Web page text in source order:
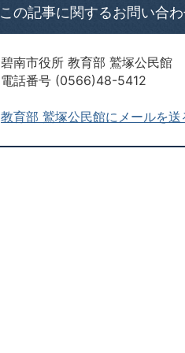
この記事に関するお問い合
碧南市役所 教育部 鷲塚公民館
電話番号 (0566)48-5412
教育部 鷲塚公民館にメールを送